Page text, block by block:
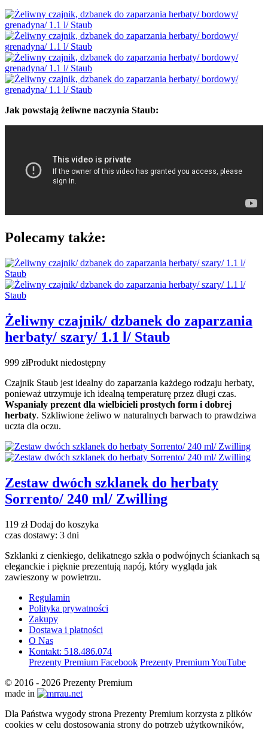
Jak powstają żeliwne naczynia Staub:
Polecamy także:
Żeliwny czajnik/ dzbanek do zaparzania
herbaty/ szary/ 1.1 l/ Staub
999 złProdukt niedostępny
Czajnik Staub jest idealny do zaparzania każdego rodzaju herbaty,
ponieważ utrzymuje ich idealną temperaturę przez długi czas.
Wspaniały prezent dla wielbicieli prostych form i dobrej
herbaty. Szkliwione żeliwo w naturalnych barwach to prawdziwa
uczta dla oczu.
Zestaw dwóch szklanek do herbaty
Sorrento/ 240 ml/ Zwilling
119 złDodaj do koszyka
czas dostawy: 3 dni
Szklanki z cienkiego, delikatnego szkła o podwójnych ściankach są
eleganckie i pięknie prezentują napój, który wygląda jak
zawieszony w powietrzu.
Regulamin
Polityka prywatności
Zakupy
Dostawa i płatności
O Nas
Kontakt: 518.486.074
Prezenty Premium Facebook Prezenty Premium YouTube
© 2016 - 2026 Prezenty Premium
made in
Dla Państwa wygody strona Prezenty Premium korzysta z plików
cookies w celu dostosowania strony do potrzeb użytkowników,